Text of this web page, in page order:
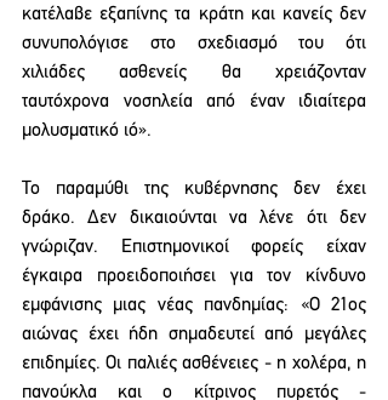
κατέλαβε εξαπίνης τα κράτη και κανείς δεν
συνυπολόγισε στο σχεδιασμό του ότι
χιλιάδες ασθενείς θα χρειάζονταν
ταυτόχρονα νοσηλεία από έναν ιδιαίτερα
μολυσματικό ιό».
Το παραμύθι της κυβέρνησης δεν έχει
δράκο. Δεν δικαιούνται να λένε ότι δεν
γνώριζαν. Επιστημονικοί φορείς είχαν
έγκαιρα προειδοποιήσει για τον κίνδυνο
εμφάνισης μιας νέας πανδημίας: «Ο 21ος
αιώνας έχει ήδη σημαδευτεί από μεγάλες
επιδημίες. Οι παλιές ασθένειες - η χολέρα, η
πανούκλα και ο κίτρινος πυρετός -